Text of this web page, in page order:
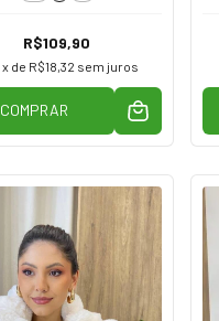
R$109,90
x de R$18,32 sem juros
COMPRAR